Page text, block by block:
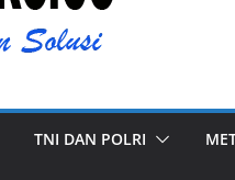
TNI DAN POLRI